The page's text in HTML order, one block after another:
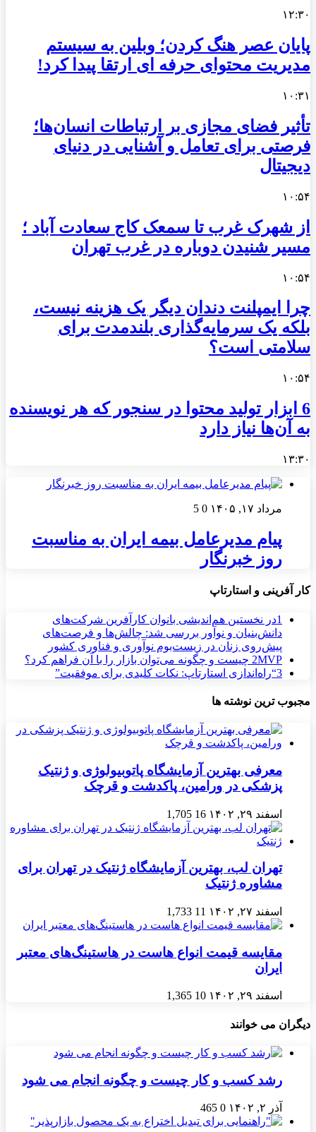
۱۲:۳۰
پایان عصر هنگ کردن؛ وبلین به سیستم
مدیریت محتوای حرفه ای ارتقا پیدا کرد!
۱۰:۳۱
تأثیر فضای مجازی بر ارتباطات انسان‌ها؛
فرصتی برای تعامل و آشنایی در دنیای
دیجیتال
۱۰:۵۴
از شهرک غرب تا سمعک کاج سعادت آباد ؛
مسیر شنیدن دوباره در غرب تهران
۱۰:۵۴
چرا ایمپلنت دندان دیگر یک هزینه نیست،
بلکه یک سرمایه‌گذاری بلندمدت برای
سلامتی است؟
۱۰:۵۴
6 ابزار تولید محتوا در سنجور که هر نویسنده
به آن‌ها نیاز دارد
۱۳:۳۰
مرداد ۱۷, ۱۴۰۵ 0
5
پیام مدیرعامل بیمه ایران به مناسبت
روز خبرنگار
کار آفرینی و استارتاپ
1در نخستین هم‌اندیشی بانوان کارآفرین شرکت‌های
دانش‌بنیان و نوآور بررسی شد: چالش‌ها و فرصت‌های
پیش‌روی زنان در زیست‌بوم نوآوری و فناوری کشور
2MVP چیست و چگونه می‌توان بازار را با آن فراهم کرد؟
3“راه‌اندازی استارتاپ: نکات کلیدی برای موفقیت”
مجبوب ترین نوشته ها
معرفی بهترین آزمایشگاه پاتوبیولوژی و ژنتیک
پزشکی در ورامین، پاکدشت و قرچک
اسفند ۲۹, ۱۴۰۲ 16
1,705
تهران لب، بهترین آزمایشگاه ژنتیک در تهران برای
مشاوره ژنتیک
اسفند ۲۷, ۱۴۰۲ 11
1,733
مقایسه قیمت انواع هاست در هاستینگ‌های معتبر
ایران
اسفند ۲۹, ۱۴۰۲ 10
1,365
دیگران می خوانند
رشد کسب و کار چیست و چگونه انجام می شود
آذر ۲, ۱۴۰۲ 0
465